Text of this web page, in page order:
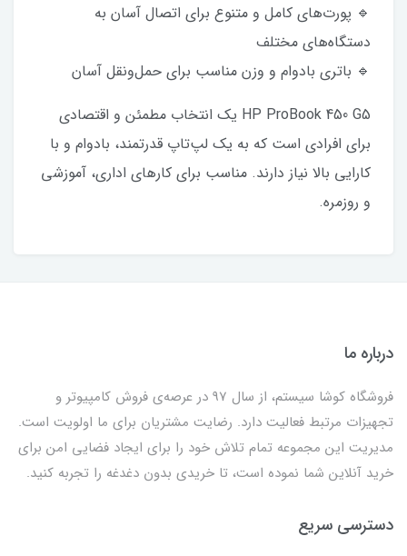
🔹 پورت‌های کامل و متنوع برای اتصال آسان به
دستگاه‌های مختلف
🔹 باتری بادوام و وزن مناسب برای حمل‌ونقل آسان
HP ProBook 450 G5 یک انتخاب مطمئن و اقتصادی
برای افرادی است که به یک لپ‌تاپ قدرتمند، بادوام و با
کارایی بالا نیاز دارند. مناسب برای کارهای اداری، آموزشی
و روزمره.
درباره ما
فروشگاه کوشا سیستم، از سال 97 در عرصه‌ی فروش کامپیوتر و
تجهیزات مرتبط فعالیت دارد. رضایت مشتریان برای ما اولویت است.
مدیریت این مجموعه تمام تلاش خود را برای ایجاد فضایی امن برای
خرید آنلاین شما نموده است، تا خریدی بدون دغدغه را تجربه کنید.
دسترسی سریع